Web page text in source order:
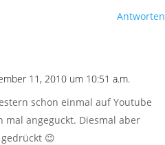
Antworten
11, 2010 um 10:51 a.m.
schon einmal auf Youtube
mal angeguckt. Diesmal aber
😉